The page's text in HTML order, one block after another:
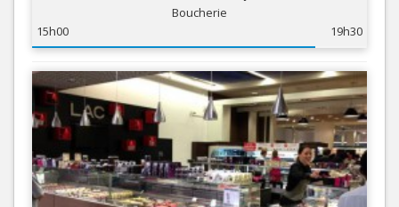
Boucherie
15h00
19h30